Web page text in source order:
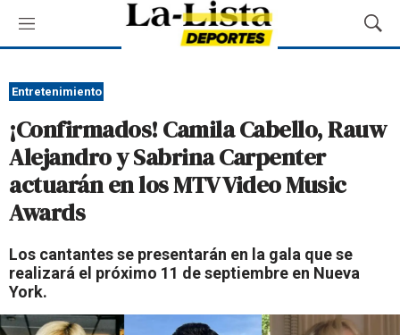
M
e
ú
M
o
a
r
Entretenimiento
¡Confirmados! Camila Cabello, Rauw
Alejandro y Sabrina Carpenter
actuarán en los MTV Video Music
Awards
Los cantantes se presentarán en la gala que se
realizará el próximo 11 de septiembre en Nueva
York.